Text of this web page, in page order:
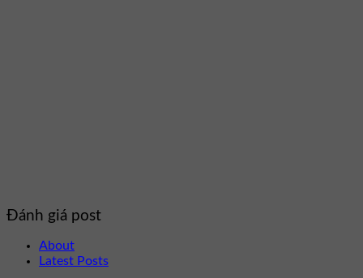
Đánh giá post
About
Latest Posts